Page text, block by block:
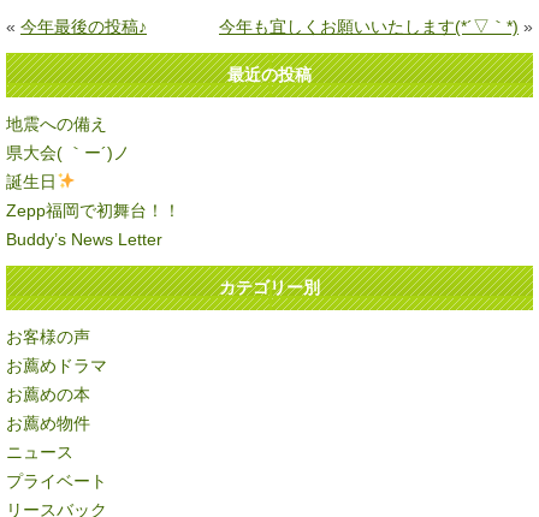
« 今年最後の投稿♪ 今年も宜しくお願いいたします(*´▽｀*) »
最近の投稿
地震への備え
県大会( ｀ー´)ノ
誕生日
Zepp福岡で初舞台！！
Buddy’s News Letter
カテゴリー別
お客様の声
お薦めドラマ
お薦めの本
お薦め物件
ニュース
プライベート
リースバック